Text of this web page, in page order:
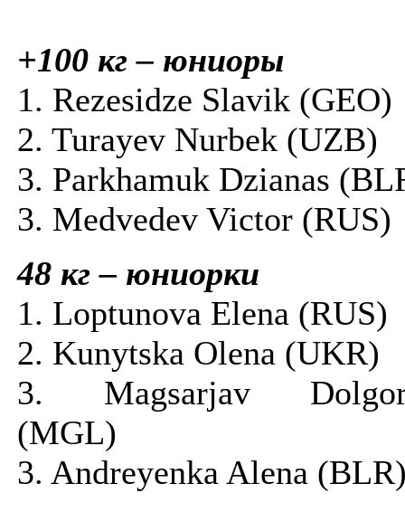
+100 кг – юниоры
1. Rezesidze Slavik (GEO)
2. Turayev Nurbek (UZB)
3. Parkhamuk Dzianas
3. Medvedev Victor (RUS)
48 кг – юниорки
1. Loptunova Elena (RUS)
2. Kunytska Olena (UKR)
3. Magsarjav
(MGL)
3. Andreyenka Alena